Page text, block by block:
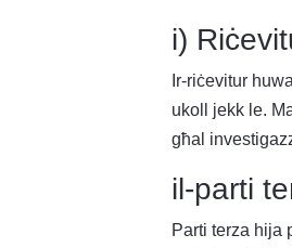
i)
Ir-riċevitur
ukoll jekk le.
għal
il-parti
Parti terza hija